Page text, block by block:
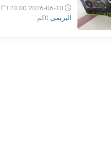
2026-06-30 23:00
البريمي 0كم